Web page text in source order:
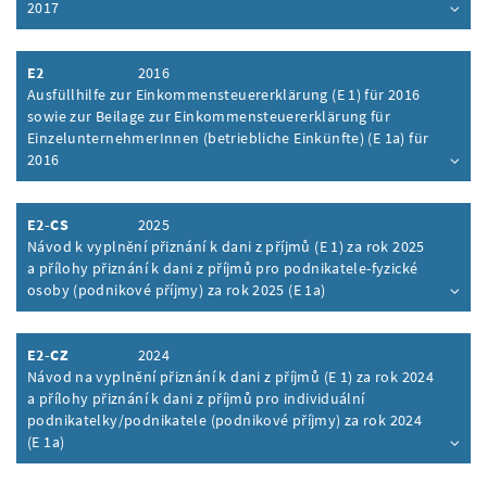
2017
Inhalt aufklappen
E2
2016
Ausfüllhilfe zur Einkommensteuererklärung (E 1) für 2016
sowie zur Beilage zur Einkommensteuererklärung für
EinzelunternehmerInnen (betriebliche Einkünfte) (E 1a) für
2016
Inhalt aufklappen
E2-CS
2025
Návod k vyplnění přiznání k dani z příjmů (E 1) za rok 2025
a přílohy přiznání k dani z příjmů pro podnikatele-fyzické
osoby (podnikové příjmy) za rok 2025 (E 1a)
Inhalt aufklappen
E2-CZ
2024
Návod na vyplnění přiznání k dani z příjmů (E 1) za rok 2024
a přílohy přiznání k dani z příjmů pro individuální
podnikatelky/podnikatele (podnikové příjmy) za rok 2024
(E 1a)
Inhalt aufklappen